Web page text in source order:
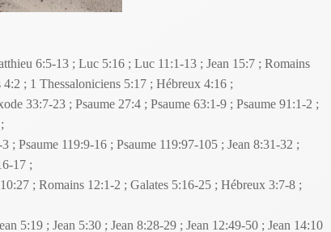
6:5-13 ; Luc 5:16 ; Luc 11:1-13 ; Jean 15:7 ; Romains
; 1 Thessaloniciens 5:17 ; Hébreux 4:16 ;
33:7-23 ; Psaume 27:4 ; Psaume 63:1-9 ; Psaume 91:1-2 ;
Psaume 119:9-16 ; Psaume 119:97-105 ; Jean 8:31-32 ;
17 ;
; Romains 12:1-2 ; Galates 5:16-25 ; Hébreux 3:7-8 ;
; Jean 5:30 ; Jean 8:28-29 ; Jean 12:49-50 ; Jean 14:10